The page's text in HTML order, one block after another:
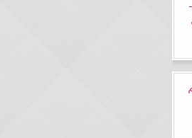
موعد أذان الفجر اليوم الجمعة 11- 8-